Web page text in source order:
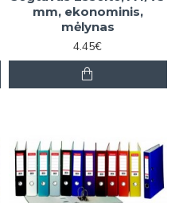
mm, ekonominis,
mėlynas
4.45€